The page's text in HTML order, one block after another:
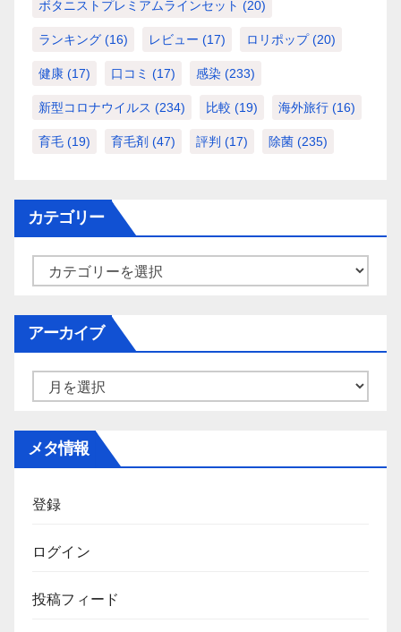
ボタニストプレミアムラインセット (20)
ランキング (16) レビュー (17) ロリポップ(20)
健康 (17) 口コミ (17) 感染 (233)
新型コロナウイルス (234) 比較 (19) 海外旅行 (16)
育毛 (19) 育毛剤 (47) 評判 (17) 除菌 (235)
カテゴリー
ー
アーカイブ
メタ情報
登録
ログイン
投稿フィード